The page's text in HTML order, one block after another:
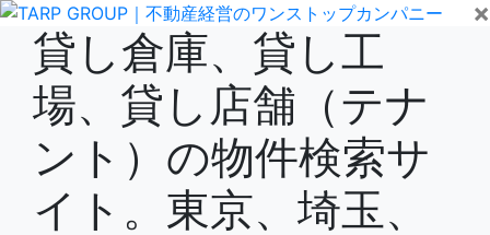
×
貸し倉庫、貸し工
場、貸し店舗（テナ
ント）の物件検索サ
イト。東京、埼玉、